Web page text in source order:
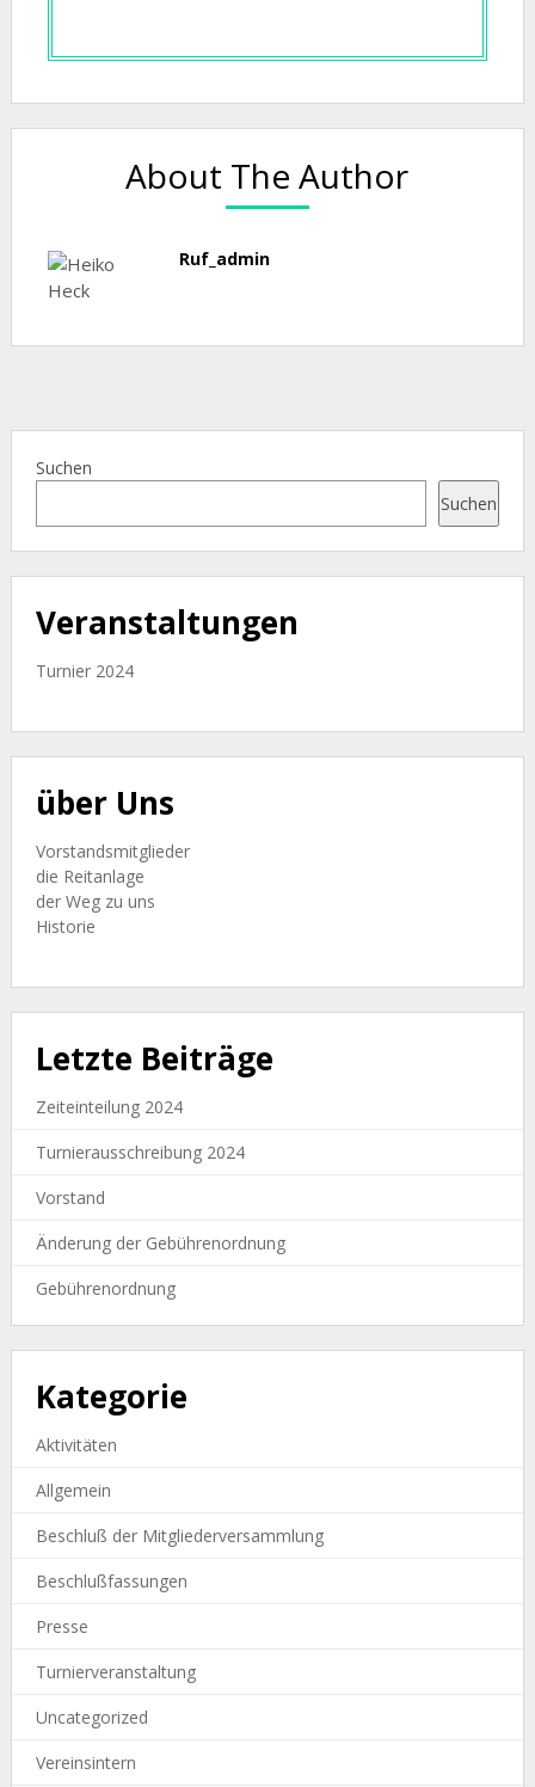
About The Author
Ruf_admin
Suchen
Suchen
Veranstaltungen
Turnier 2024
über Uns
Vorstandsmitglieder
die Reitanlage
der Weg zu uns
Historie
Letzte Beiträge
Zeiteinteilung 2024
Turnierausschreibung 2024
Vorstand
Änderung der Gebührenordnung
Gebührenordnung
Kategorie
Aktivitäten
Allgemein
Beschluß der Mitgliederversammlung
Beschlußfassungen
Presse
Turnierveranstaltung
Uncategorized
Vereinsintern